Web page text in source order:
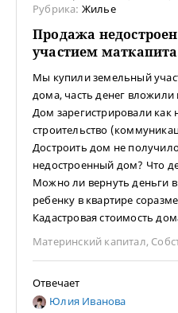
Рубрика: Жилье
Продажа
участием
Мы купили земельный
дома, часть денег вложили
Дом зарегистрировали как
строительство
Достроить дом не
недостроенный дом? Что
Можно ли вернуть деньги
ребенку в квартире
Кадастровая стоимость
Материнский капитал,
Отвечает
Юлия Иванова